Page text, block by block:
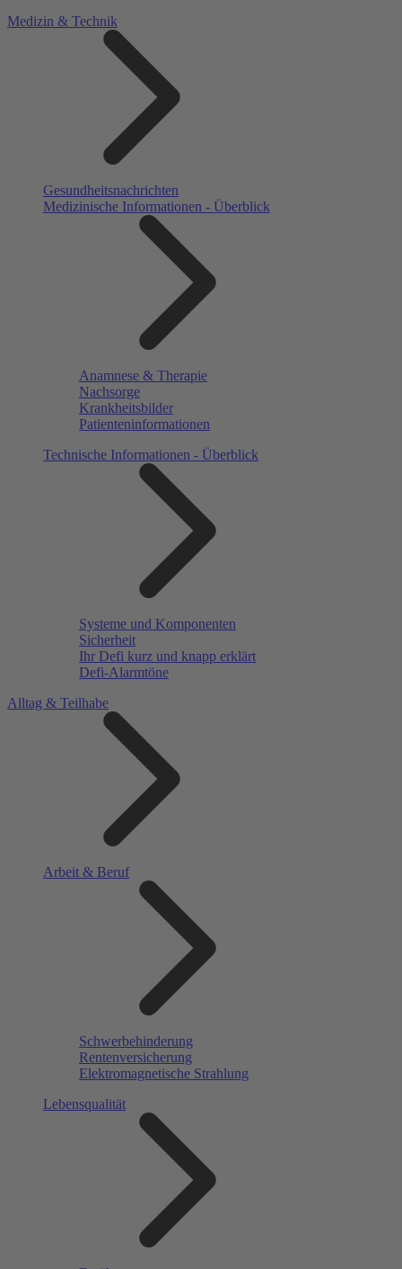
Medizin & Technik
Gesundheitsnachrichten
Medizinische Informationen - Überblick
Anamnese & Therapie
Nachsorge
Krankheitsbilder
Patienteninformationen
Technische Informationen - Überblick
Systeme und Komponenten
Sicherheit
Ihr Defi kurz und knapp erklärt
Defi-Alarmtöne
Alltag & Teilhabe
Arbeit & Beruf
Schwerbehinderung
Rentenversicherung
Elektromagnetische Strahlung
Lebensqualität